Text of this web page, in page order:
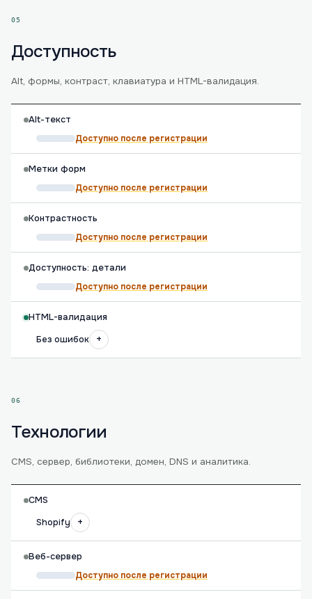
05
Доступность
Alt, формы, контраст, клавиатура и HTML-валидация.
Alt-текст
Доступно после регистрации
Метки форм
Доступно после регистрации
Контрастность
Доступно после регистрации
Доступность: детали
Доступно после регистрации
HTML-валидация
Без ошибок
+
06
Технологии
CMS, сервер, библиотеки, домен, DNS и аналитика.
CMS
Shopify
+
Веб-сервер
Доступно после регистрации